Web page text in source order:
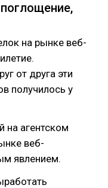
на рынке веб-
от друга эти
получилось у
на агентском
веб-
явлением.